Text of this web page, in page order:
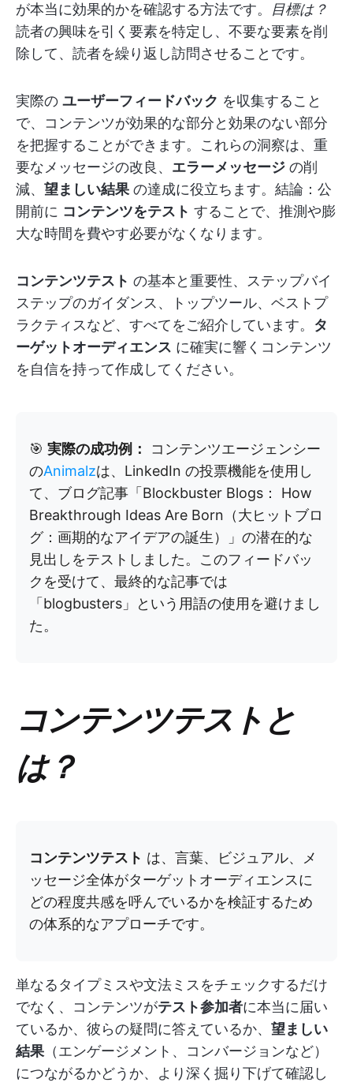
が本当に効果的かを確認する方法です。
目標は？
読者の興味を引く要素を特定し、不要な要素を削
除して、読者を繰り返し訪問させることです。
実際の ユーザーフィードバック を収集すること
で、コンテンツが効果的な部分と効果のない部分
を把握することができます。これらの洞察は、重
要なメッセージの改良、 エラーメッセージ の削
減、 望ましい結果 の達成に役立ちます。結論：公
開前に コンテンツをテスト することで、推測や膨
大な時間を費やす必要がなくなります。
コンテンツテスト の基本と重要性、ステップバイ
ステップのガイダンス、トップツール、ベストプ
ラクティスなど、すべてをご紹介しています。 タ
ーゲットオーディエンス に確実に響くコンテンツ
を自信を持って作成してください。
🎯 実際の成功例：
コンテンツエージェンシー
のAnimalzは、LinkedIn の投票機能を使用し
て、ブログ記事「Blockbuster Blogs： How
Breakthrough Ideas Are Born（大ヒットブロ
グ：画期的なアイデアの誕生）」の潜在的な
見出しをテストしました。このフィードバッ
クを受けて、最終的な記事では
「blogbusters」という用語の使用を避けまし
た。
コンテンツテストと
は？
コンテンツテスト は、言葉、ビジュアル、メ
ッセージ全体がターゲットオーディエンスに
どの程度共感を呼んでいるかを検証するため
の体系的なアプローチです。
単なるタイプミスや文法ミスをチェックするだけ
でなく、コンテンツがテスト参加者に本当に届い
ているか、彼らの疑問に答えているか、 望ましい
結果 （エンゲージメント、コンバージョンなど）
につながるかどうか、より深く掘り下げて確認し